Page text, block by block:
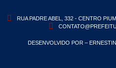
RUA PADRE ABEL, 332 - CENTRO
DESENVOLVIDO POR –